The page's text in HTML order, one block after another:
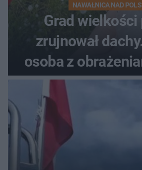
NAWAŁNICA NAD
Grad wielkości
zrujnował
osoba z
do